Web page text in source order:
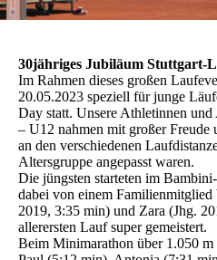
30jähriges Jubiläum Stuttgart-
Im Rahmen dieses großen
20.05.2023 speziell für junge
Day statt. Unsere Athletinnen
– U12 nahmen mit großer Freude
an den verschiedenen
Altersgruppe angepasst waren.
Die jüngsten starteten im
dabei von einem
2019, 3:35 min) und Zara (Jhg.
allerersten Lauf super gemeistert.
Beim Minimarathon über 1.050